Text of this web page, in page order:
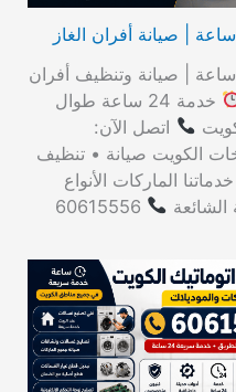
فني تصليح طباخات الكويت 24 ساعة | صيانة وتنظيف أفران
خدمة 24 ساعة طوال
اتصل الآن:
الكويت صيانة • تنظيف
— 24 ساعة خدماتنا الماركات الأنواع
الشائعة
60615556